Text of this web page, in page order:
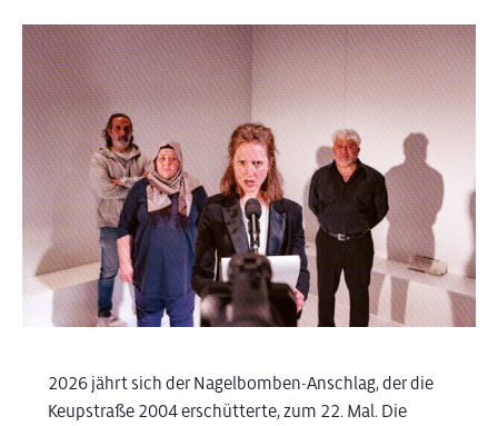
2026 jährt sich der Nagelbomben-Anschlag, der die
Keupstraße 2004 erschütterte, zum 22. Mal. Die